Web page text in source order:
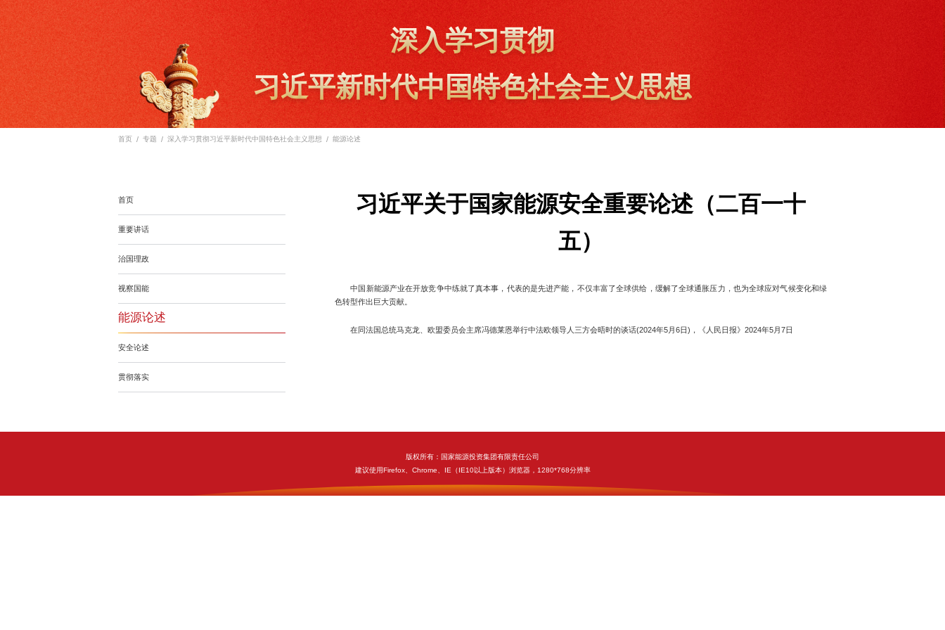
深入学习贯彻
习近平新时代中国特色社会主义思想
首页 / 专题 / 深入学习贯彻习近平新时代中国特色社会主义思想 / 能源论述
首页
重要讲话
治国理政
视察国能
能源论述
安全论述
贯彻落实
习近平关于国家能源安全重要论述（二百一十
五）
中国新能源产业在开放竞争中练就了真本事，代表的是先进产能，不仅丰富了全球供给，缓解了全球通胀压力，也为全球应对气候变化和绿
色转型作出巨大贡献。
在同法国总统马克龙、欧盟委员会主席冯德莱恩举行中法欧领导人三方会晤时的谈话(2024年5月6日)，《人民日报》2024年5月7日
版权所有：国家能源投资集团有限责任公司
建议使用Firefox、Chrome、IE（IE10以上版本）浏览器，1280*768分辨率